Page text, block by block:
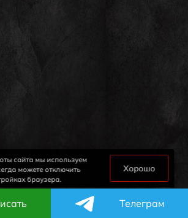
сайта мы используем
можете отключить
браузера.
Хорошо
Телеграм